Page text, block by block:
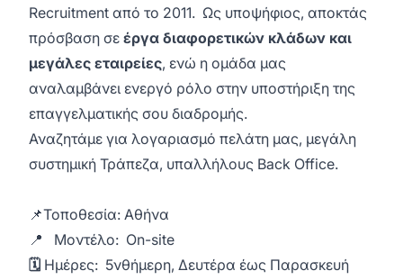
Recruitment από το 2011. Ως υποψήφιος, αποκτάς
πρόσβαση σε έργα διαφορετικών κλάδων και
μεγάλες εταιρείες, ενώ η ομάδα μας
αναλαμβάνει ενεργό ρόλο στην υποστήριξη της
επαγγελματικής σου διαδρομής.
Αναζητάμε για λογαριασμό πελάτη μας, μεγάλη
συστημική Τράπεζα, υπαλλήλους Back Office.
📌Τοποθεσία: Αθήνα
📍 Μοντέλο: On-site
🗓️ Ημέρες: 5νθήμερη, Δευτέρα έως Παρασκευή